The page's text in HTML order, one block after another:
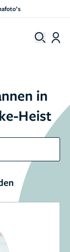
in
Heist